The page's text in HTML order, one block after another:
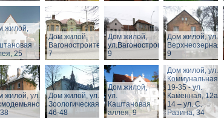
жилой,
25
Дом жилой,
Вагоностроительная,
7
Дом жилой,
ул.Вагоностроительная,
9
Дом жилой, ул.
Верхнеозерная,
9
жилой, ул. З.Дом жилой, ул.
Зоологическая,
46-48
Дом жилой,
ул.
Каштановая
аллея, 9
Дом жилой, ул.
Коммунальная,
19-35 - ул.
Каменная, 12а,
14 – ул. С.
Разина, 34